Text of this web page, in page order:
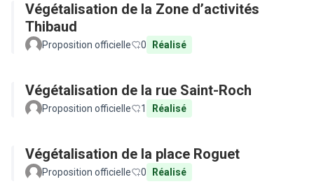
Végétalisation de la Zone d’activités
Thibaud
Proposition officielle 0 Réalisé
Végétalisation de la rue Saint-Roch
Proposition officielle 1 Réalisé
Végétalisation de la place Roguet
Proposition officielle 0 Réalisé